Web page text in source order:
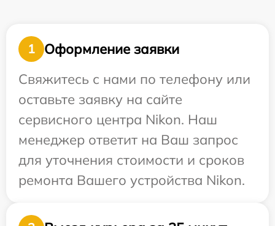
1
Оформление заявки
Свяжитесь с нами по телефону или
оставьте заявку на сайте
сервисного центра Nikon. Наш
менеджер ответит на Ваш запрос
для уточнения стоимости и сроков
ремонта Вашего устройства Nikon.